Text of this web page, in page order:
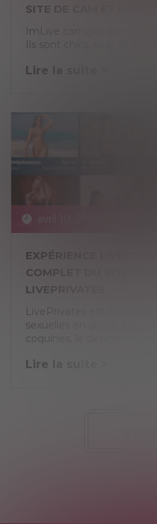
SITE DE CAM ET MON
ImLive camgirls sont ce
Ils sont chics, sexy et
Lire la suite >
avril 10, 2024
EXPÉRIENCE
COMPLET DU SITE DE
LIVEPRIVATES
LivePrivates est célèbre
sexuelles en direct. Les
coquines, le design est
Lire la suite >